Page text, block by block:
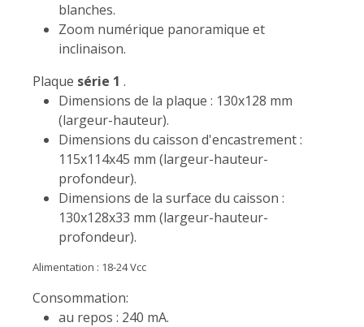
blanches.
Zoom numérique panoramique et
inclinaison.
Plaque série 1 .
Dimensions de la plaque : 130x128 mm
(largeur-hauteur).
Dimensions du caisson d'encastrement :
115x114x45 mm (largeur-hauteur-
profondeur).
Dimensions de la surface du caisson :
130x128x33 mm (largeur-hauteur-
profondeur).
Alimentation : 18-24 Vcc
Consommation:
au repos : 240 mA.